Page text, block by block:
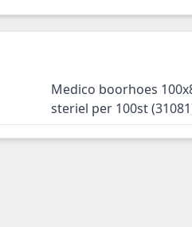
Medico boorhoes
steriel per 100st